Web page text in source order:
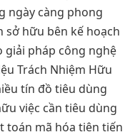
ngày càng phong
sở hữu bên kế hoạch
giải pháp công nghệ
Trách Nhiệm Hữu
tín đồ tiêu dùng
việc cần tiêu dùng
toán mã hóa tiên tiến